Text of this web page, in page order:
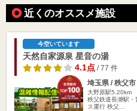
近くのオススメ施設
今空いています
天然自家源泉 星音の湯
4.1点/ 77 件
埼玉県 / 秩父市
大野原駅5.20km
秩父鉄道長瀞駅
ス運行 秩父…